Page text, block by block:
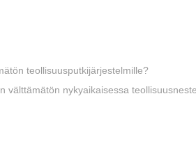
teollisuusputkijärjestelmille?
välttämätön nykyaikaisessa